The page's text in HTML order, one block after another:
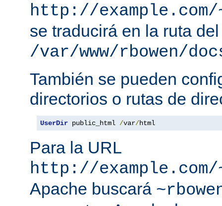
http://
se traducirá en la ruta
/var/www/rbowen/
También se pueden
directorios o rutas de
UserDir public_html /var/html
Para la URL
http://
Apache buscará